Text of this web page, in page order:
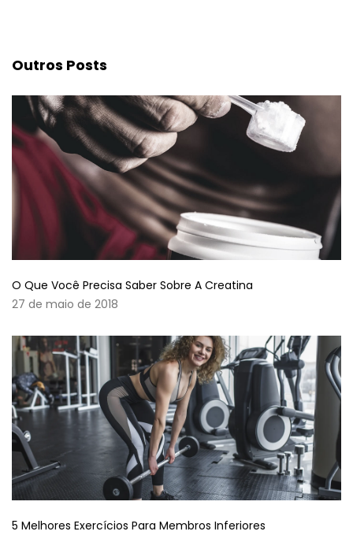
Outros Posts
O Que Você Precisa Saber Sobre A Creatina
27 de maio de 2018
5 Melhores Exercícios Para Membros Inferiores